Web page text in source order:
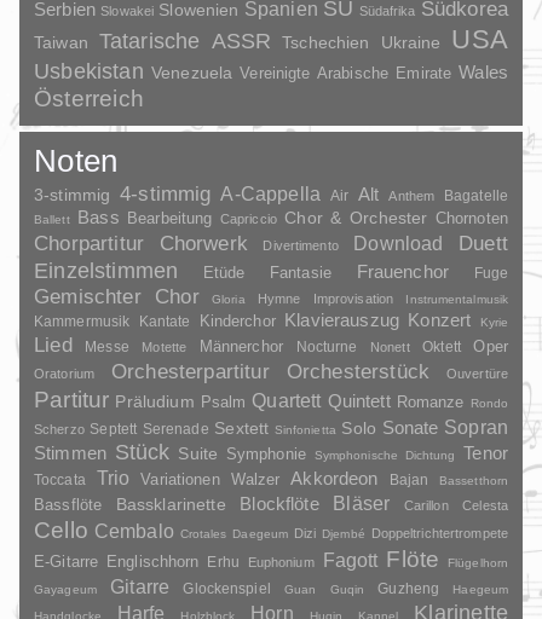
Serbien Slowakei Slowenien Spanien SU Südafrika Südkorea
Taiwan Tatarische ASSR Tschechien Ukraine USA
Usbekistan Venezuela Vereinigte Arabische Emirate Wales
Österreich
Noten
3-stimmig 4-stimmig A-Cappella Air Alt Anthem Bagatelle
Ballett Bass Bearbeitung Capriccio Chor & Orchester Chornoten
Chorpartitur Chorwerk Divertimento Download
Duett
Einzelstimmen
Etüde Fantasie Frauenchor Fuge
Gemischter Chor Gloria Hymne Improvisation Instrumentalmusik
Kammermusik Kantate Kinderchor Klavierauszug Konzert Kyrie
Lied Messe Motette Männerchor Nocturne Nonett Oktett Oper
Oratorium Orchesterpartitur Orchesterstück Ouvertüre
Partitur Präludium Psalm Quartett Quintett Romanze Rondo
Scherzo Septett Serenade Sextett Sinfonietta Solo Sonate Sopran
Stimmen Stück Suite Symphonie Symphonische Dichtung Tenor
Toccata Trio Variationen Walzer Akkordeon Bajan Bassetthorn
Bassflöte Bassklarinette Blockflöte Bläser Carillon Celesta
Cello Cembalo Crotales Daegeum Dizi Djembé Doppeltrichtertrompete
E-Gitarre Englischhorn Erhu Euphonium Fagott Flöte
Flügelhorn
Gayageum
Gitarre Glockenspiel Guan Guqin Guzheng
Haegeum
Handglocke
Harfe Holzblock Horn Huqin Kannel Klarinette